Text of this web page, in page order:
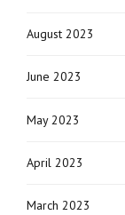
August 2023
June 2023
May 2023
April 2023
March 2023